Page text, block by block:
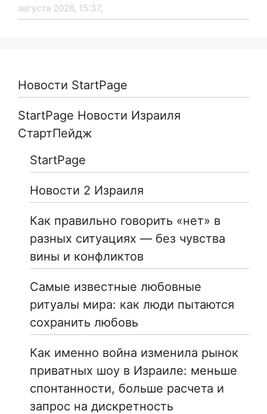
августа 2026, 15:37,
Новости StartPage
StartPage Новости Израиля
СтартПейдж
StartPage
Новости 2 Израиля
Как правильно говорить «нет» в
разных ситуациях — без чувства
вины и конфликтов
Самые известные любовные
ритуалы мира: как люди пытаются
сохранить любовь
Как именно война изменила рынок
приватных шоу в Израиле: меньше
спонтанности, больше расчета и
запрос на дискретность